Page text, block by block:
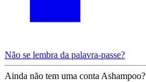
Não se lembra da palavra-passe?
Ainda não tem uma conta Ashampoo?